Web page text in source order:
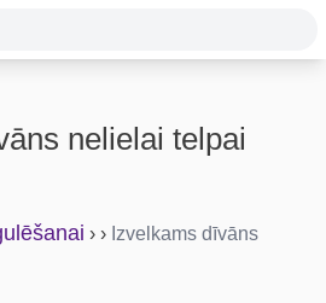
nelielai telpai
› › Izvelkams dīvāns